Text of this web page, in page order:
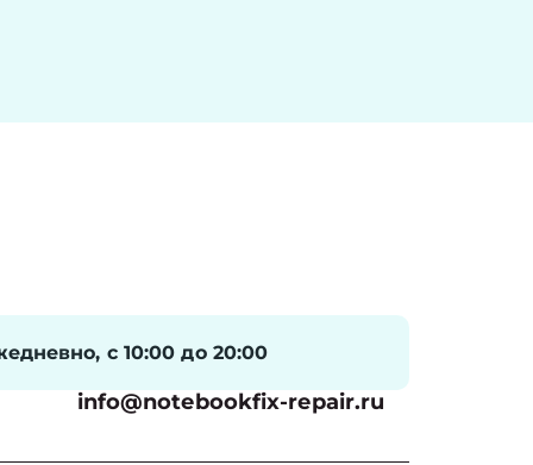
с 10:00 до 20:00
info@notebookfix-repair.ru